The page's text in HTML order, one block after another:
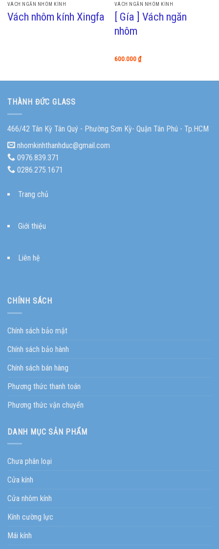
VÁCH NGĂN NHÔM KÍNH
Vách nhôm kính Xingfa
VÁCH NGĂN NHÔM KÍNH
[ Gía ] Vách ngăn
nhôm
600.000₫
THÀNH ĐỨC GLASS
466/42 Tân Kỳ Tân Quý - Phường Sơn Kỳ- Quận Tân Phú - Tp.HCM
nhomkinhthanhduc@gmail.com
0976.839.371
0286.275.1671
Trang chủ
Giới thiệu
Liên hệ
CHÍNH SÁCH
Chính sách bảo mật
Chính sách bảo hành
Chính sách bán hàng
Phương thức thanh toán
Phương thức vận chuyển
DANH MỤC SẢN PHẨM
Chưa phân loại
Cửa kính
Cửa nhôm kính
Kính cường lực
Mái kính